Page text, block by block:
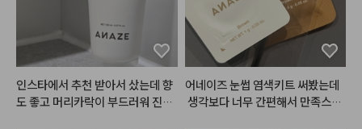
#하움스타일 #하움단아#haum
인스타에서 추천 받아서 샀는데 향
도 좋고 머리카락이 부드러워 진게
어네이즈 눈썹 염색키트 써봤는데
생각보다 너무 간편해서 만족스러